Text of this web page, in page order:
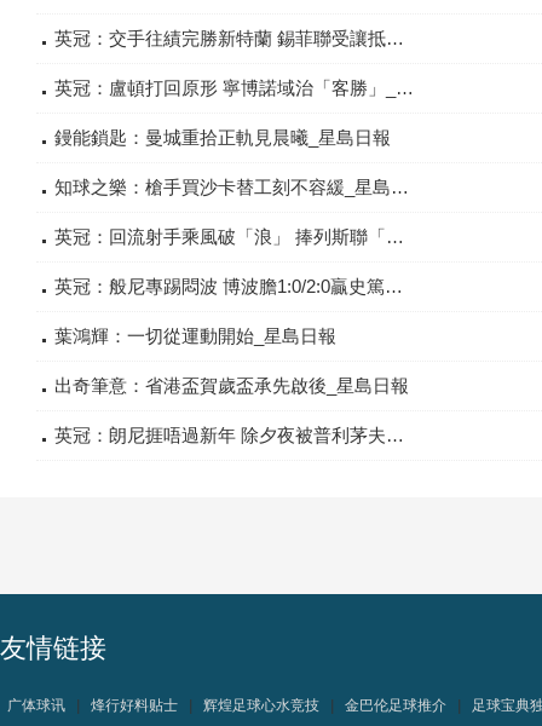
英冠：交手往績完勝新特蘭 錫菲聯受讓抵玩_星島日報
英冠：盧頓打回原形 寧博諾域治「客勝」_星島日報
鏝能鎖匙：曼城重拾正軌見晨曦_星島日報
知球之樂：槍手買沙卡替工刻不容緩_星島日報
英冠：回流射手乘風破「浪」 捧列斯聯「主勝」無憂_星島日報
英冠：般尼專踢悶波 博波膽1:0/2:0贏史篤城_星島日報
葉鴻輝：一切從運動開始_星島日報
出奇筆意：省港盃賀歲盃承先啟後_星島日報
英冠：朗尼捱唔過新年 除夕夜被普利茅夫解僱_星島日報
友情链接
广体球讯 烽行好料贴士 辉煌足球心水竞技 金巴伦足球推介
足球宝典